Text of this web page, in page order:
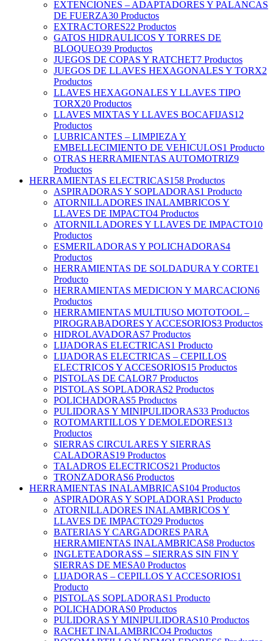
EXTENCIONES – ADAPTADORES Y PALANCAS
DE FUERZA30 Productos
EXTRACTORES22 Productos
GATOS HIDRAULICOS Y TORRES DE
BLOQUEO39 Productos
JUEGOS DE COPAS Y RATCHET7 Productos
JUEGOS DE LLAVES HEXAGONALES Y TORX2
Productos
LLAVES HEXAGONALES Y LLAVES TIPO
TORX20 Productos
LLAVES MIXTAS Y LLAVES BOCAFIJAS12
Productos
LUBRICANTES – LIMPIEZA Y
EMBELLECIMIENTO DE VEHICULOS1 Producto
OTRAS HERRAMIENTAS AUTOMOTRIZ9
Productos
HERRAMIENTAS ELECTRICAS158 Productos
ASPIRADORAS Y SOPLADORAS1 Producto
ATORNILLADORES INALAMBRICOS Y
LLAVES DE IMPACTO4 Productos
ATORNILLADORES Y LLAVES DE IMPACTO10
Productos
ESMERILADORAS Y POLICHADORAS4
Productos
HERRAMIENTAS DE SOLDADURA Y CORTE1
Producto
HERRAMIENTAS MEDICION Y MARCACION6
Productos
HERRAMIENTAS MULTIUSO MOTOTOOL –
PIROGRABADORES Y ACCESORIOS3 Productos
HIDROLAVADORAS7 Productos
LIJADORAS ELECTRICAS1 Producto
LIJADORAS ELECTRICAS – CEPILLOS
ELECTRICOS Y ACCESORIOS15 Productos
PISTOLAS DE CALOR7 Productos
PISTOLAS SOPLADORAS2 Productos
POLICHADORAS5 Productos
PULIDORAS Y MINIPULIDORAS33 Productos
ROTOMARTILLOS Y DEMOLEDORES13
Productos
SIERRAS CIRCULARES Y SIERRAS
CALADORAS19 Productos
TALADROS ELECTRICOS21 Productos
TRONZADORAS6 Productos
HERRAMIENTAS INALAMBRICAS104 Productos
ASPIRADORAS Y SOPLADORAS1 Producto
ATORNILLADORES INALAMBRICOS Y
LLAVES DE IMPACTO29 Productos
BATERIAS Y CARGADORES PARA
HERRAMIENTAS INALAMBRICAS8 Productos
INGLETEADORASS – SIERRAS SIN FIN Y
SIERRAS DE MESA0 Productos
LIJADORAS – CEPILLOS Y ACCESORIOS1
Producto
PISTOLAS SOPLADORAS1 Producto
POLICHADORAS0 Productos
PULIDORAS Y MINIPULIDORAS10 Productos
RACHET INALAMBRICO4 Productos